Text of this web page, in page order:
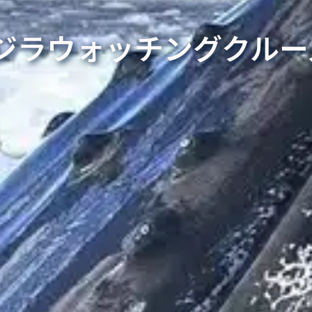
ラウォッチングクル